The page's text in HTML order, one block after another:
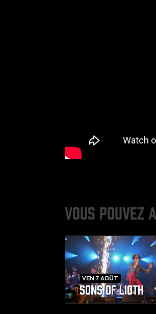
VOUS POUVEZ
VEN 7 AOÛT
SONS OF LIOTH